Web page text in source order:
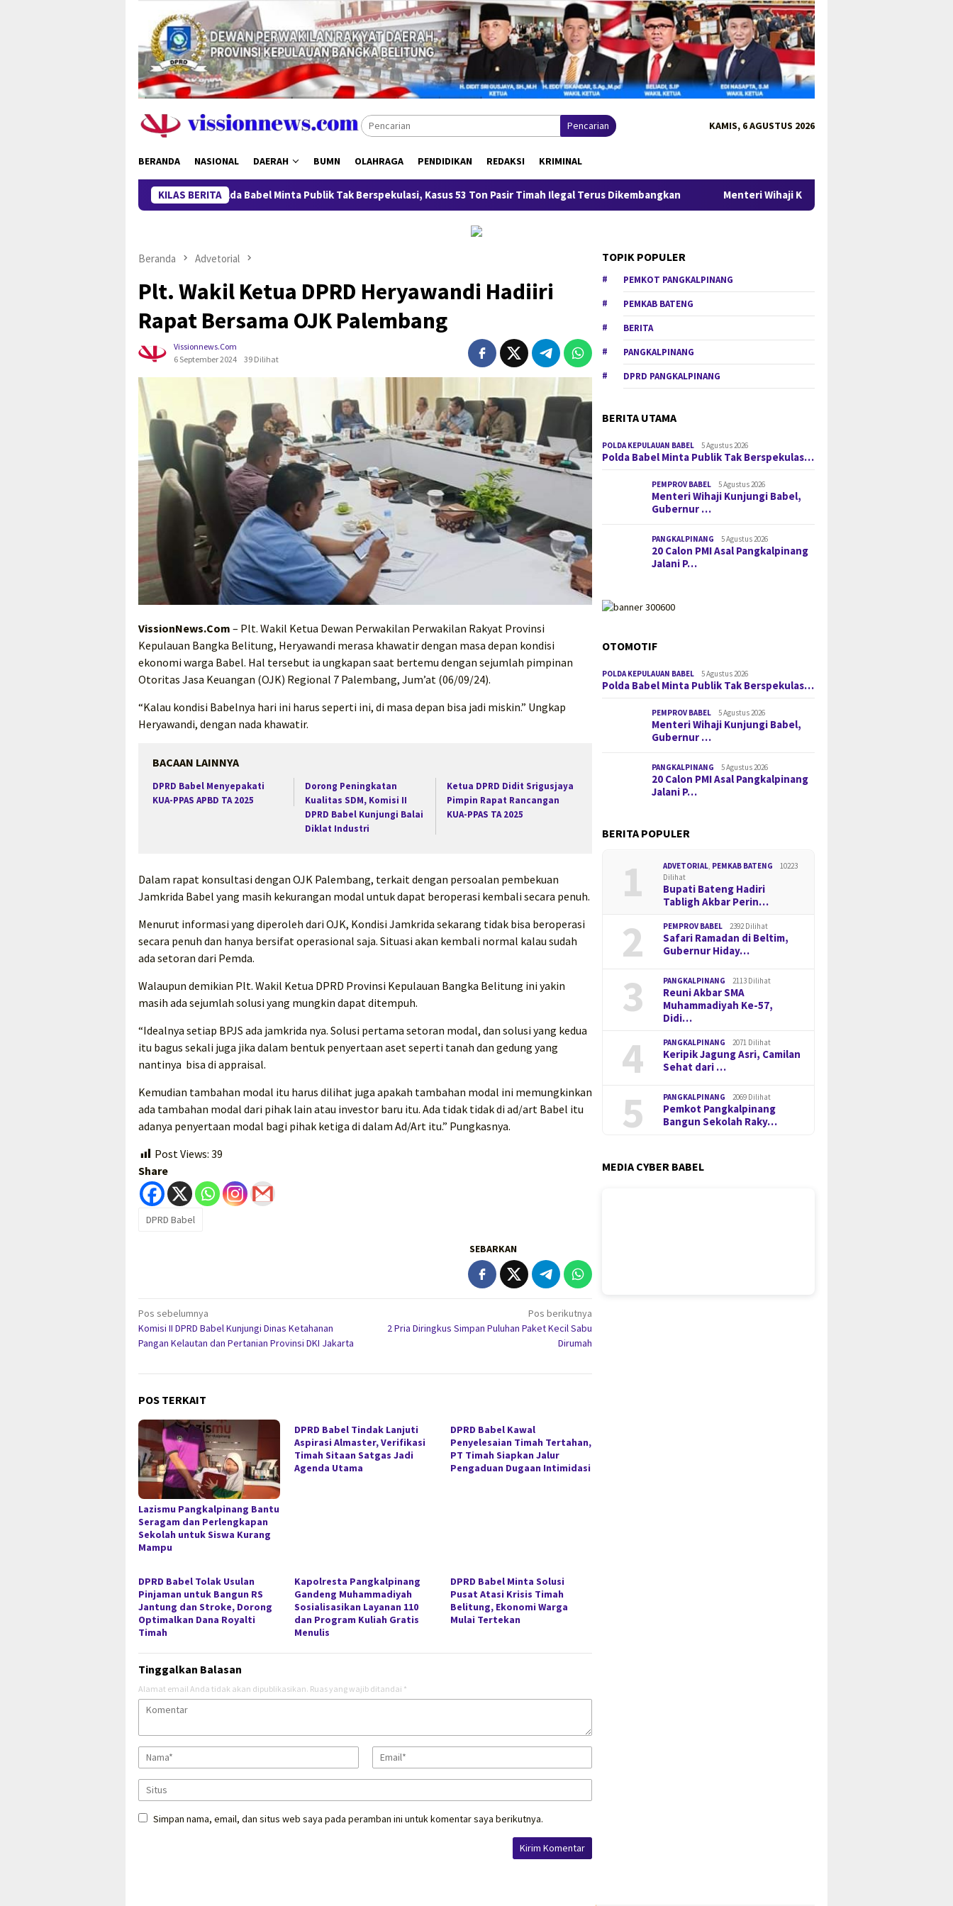
konten
Pencarian KAMIS, 6 AGUSTUS 2026
BERANDA NASIONAL DAERAH BUMN OLAHRAGA PENDIDIKAN REDAKSI KRIMINAL
KILAS BERITA
Polda Babel Minta Publik Tak Berspekulasi, Kasus 53 Ton Pasir Timah Ilegal Terus Dikembangkan Menteri Wihaji Kunjungi Babel, Gubernur Hidayat Arsani
Beranda Advetorial
Plt. Wakil Ketua DPRD Heryawandi Hadiiri
Rapat Bersama OJK Palembang
Vissionnews.com
6 September 2024
39 Dilihat
VissionNews.Com – Plt. Wakil Ketua Dewan Perwakilan Perwakilan Rakyat Provinsi
Kepulauan Bangka Belitung, Heryawandi merasa khawatir dengan masa depan kondisi
ekonomi warga Babel. Hal tersebut ia ungkapan saat bertemu dengan sejumlah pimpinan
Otoritas Jasa Keuangan (OJK) Regional 7 Palembang, Jum’at (06/09/24).
“Kalau kondisi Babelnya hari ini harus seperti ini, di masa depan bisa jadi miskin.” Ungkap
Heryawandi, dengan nada khawatir.
BACAAN LAINNYA
DPRD Babel Menyepakati
KUA-PPAS APBD TA 2025
Dorong Peningkatan
Kualitas SDM, Komisi II
DPRD Babel Kunjungi Balai
Diklat Industri
Ketua DPRD Didit Srigusjaya
Pimpin Rapat Rancangan
KUA-PPAS TA 2025
Dalam rapat konsultasi dengan OJK Palembang, terkait dengan persoalan pembekuan
Jamkrida Babel yang masih kekurangan modal untuk dapat beroperasi kembali secara penuh.
Menurut informasi yang diperoleh dari OJK, Kondisi Jamkrida sekarang tidak bisa beroperasi
secara penuh dan hanya bersifat operasional saja. Situasi akan kembali normal kalau sudah
ada setoran dari Pemda.
Walaupun demikian Plt. Wakil Ketua DPRD Provinsi Kepulauan Bangka Belitung ini yakin
masih ada sejumlah solusi yang mungkin dapat ditempuh.
“Idealnya setiap BPJS ada jamkrida nya. Solusi pertama setoran modal, dan solusi yang kedua
itu bagus sekali juga jika dalam bentuk penyertaan aset seperti tanah dan gedung yang
nantinya bisa di appraisal.
Kemudian tambahan modal itu harus dilihat juga apakah tambahan modal ini memungkinkan
ada tambahan modal dari pihak lain atau investor baru itu. Ada tidak tidak di ad/art Babel itu
adanya penyertaan modal bagi pihak ketiga di dalam Ad/Art itu.” Pungkasnya.
Post Views: 39
Share
DPRD Babel
SEBARKAN
Navigasi
pos
Pos sebelumnya
Komisi II DPRD Babel Kunjungi Dinas Ketahanan
Pangan Kelautan dan Pertanian Provinsi DKI Jakarta
Pos berikutnya
2 Pria Diringkus Simpan Puluhan Paket Kecil Sabu
Dirumah
POS TERKAIT
Lazismu Pangkalpinang Bantu
Seragam dan Perlengkapan
Sekolah untuk Siswa Kurang
Mampu
DPRD Babel Tindak Lanjuti
Aspirasi Almaster, Verifikasi
Timah Sitaan Satgas Jadi
Agenda Utama
DPRD Babel Kawal
Penyelesaian Timah Tertahan,
PT Timah Siapkan Jalur
Pengaduan Dugaan Intimidasi
DPRD Babel Tolak Usulan
Pinjaman untuk Bangun RS
Jantung dan Stroke, Dorong
Optimalkan Dana Royalti
Timah
Kapolresta Pangkalpinang
Gandeng Muhammadiyah
Sosialisasikan Layanan 110
dan Program Kuliah Gratis
Menulis
DPRD Babel Minta Solusi
Pusat Atasi Krisis Timah
Belitung, Ekonomi Warga
Mulai Tertekan
Tinggalkan Balasan
Alamat email Anda tidak akan dipublikasikan. Ruas yang wajib ditandai *
Simpan nama, email, dan situs web saya pada peramban ini untuk komentar saya berikutnya.
TOPIK POPULER
PEMKOT PANGKALPINANG
PEMKAB BATENG
BERITA
PANGKALPINANG
DPRD PANGKALPINANG
BERITA UTAMA
POLDA KEPULAUAN BABEL 5 Agustus 2026
Polda Babel Minta Publik Tak Berspekulas…
PEMPROV BABEL 5 Agustus 2026
Menteri Wihaji Kunjungi Babel,
Gubernur …
PANGKALPINANG 5 Agustus 2026
20 Calon PMI Asal Pangkalpinang
Jalani P…
OTOMOTIF
POLDA KEPULAUAN BABEL 5 Agustus 2026
Polda Babel Minta Publik Tak Berspekulas…
PEMPROV BABEL 5 Agustus 2026
Menteri Wihaji Kunjungi Babel,
Gubernur …
PANGKALPINANG 5 Agustus 2026
20 Calon PMI Asal Pangkalpinang
Jalani P…
BERITA POPULER
1 ADVETORIAL PEMKAB BATENG
10223
Dilihat
Bupati Bateng Hadiri
Tabligh Akbar Perin…
2 PEMPROV BABEL 2392 Dilihat
Safari Ramadan di Beltim,
Gubernur Hiday…
3 PANGKALPINANG 2113 Dilihat
Reuni Akbar SMA
Muhammadiyah Ke-57,
Didi…
4 PANGKALPINANG 2071 Dilihat
Keripik Jagung Asri, Camilan
Sehat dari …
5 PANGKALPINANG 2069 Dilihat
Pemkot Pangkalpinang
Bangun Sekolah Raky…
MEDIA CYBER BABEL